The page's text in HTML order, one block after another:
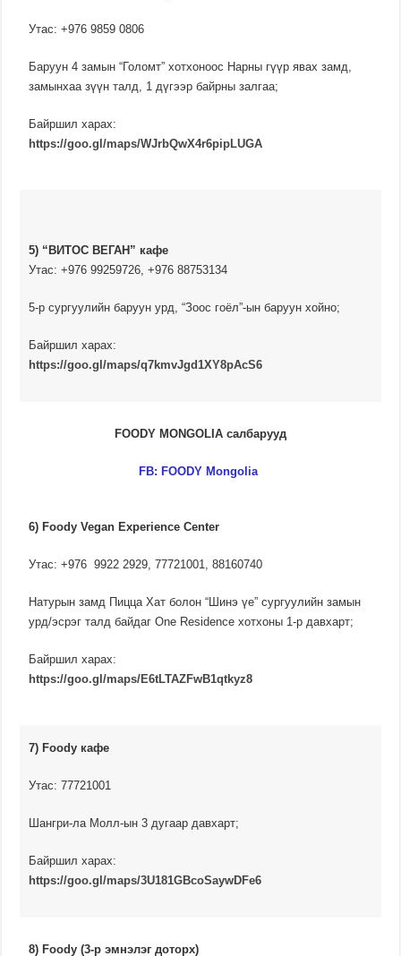
Утас: +976 9859 0806
Баруун 4 замын “Голомт” хотхоноос Нарны гүүр явах замд,
замынхаа зүүн талд, 1 дүгээр байрны залгаа;
Байршил харах:
https://goo.gl/maps/WJrbQwX4r6pipLUGA
5) “ВИТОС ВЕГАН” кафе
Утас: +976 99259726, +976 88753134
5-р сургуулийн баруун урд, “Зоос гоёл”-ын баруун хойно;
Байршил харах:
https://goo.gl/maps/q7kmvJgd1XY8pAcS6
FOODY MONGOLIA салбарууд
FB: FOODY Mongolia
6) Foody Vegan Experience Center
Утас: +976 9922 2929, 77721001, 88160740
Натурын замд Пицца Хат болон “Шинэ үе” сургуулийн замын
урд/эсрэг талд байдаг One Residence хотхоны 1-р давхарт;
Байршил харах:
https://goo.gl/maps/E6tLTAZFwB1qtkyz8
7) Foody кафе
Утас: 77721001
Шангри-ла Молл-ын 3 дугаар давхарт;
Байршил харах:
https://goo.gl/maps/3U181GBcoSaywDFe6
8) Foody (3-р эмнэлэг доторх)